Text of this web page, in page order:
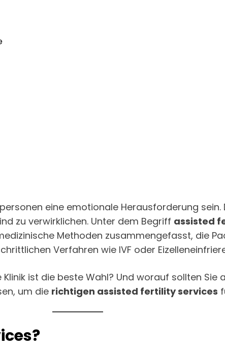
eine emotionale Herausforderung
zu verwirklichen. Unter dem Begriff assisted
Methoden zusammengefasst, die
Verfahren wie IVF oder
ist die beste Wahl? Und worauf sollten Sie
um die richtigen assisted fertility services